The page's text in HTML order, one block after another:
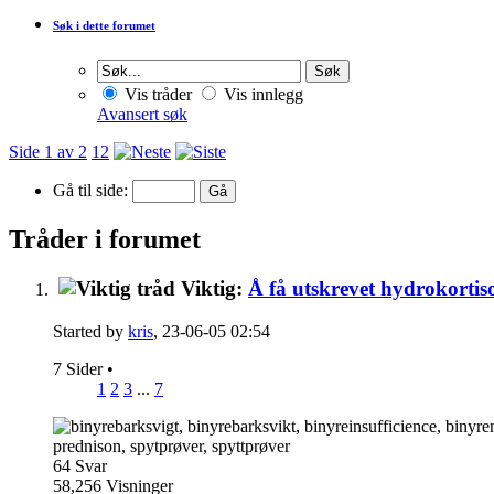
Søk i dette forumet
Vis tråder
Vis innlegg
Avansert søk
Side 1 av 2 1 2
Gå til side:
Tråder i forumet
Viktig: Å få utskrevet
Started by kris, 23-06-05 02:54
7 Sider •
1 2 3 ... 7
64 Svar
58,256 Visninger